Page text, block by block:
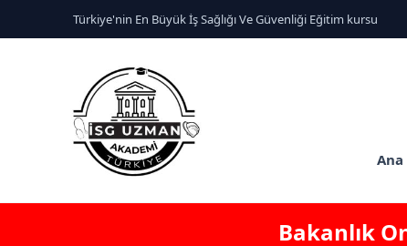
Türkiye'nin En Büyük İş Sağlığı Ve Güvenliği Eğitim kursu
Ana
Bakanlık